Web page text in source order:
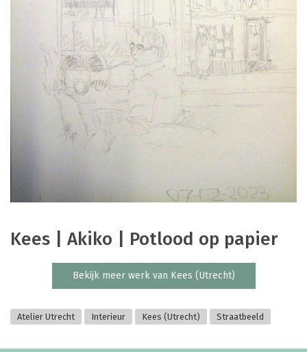
Kees | Akiko | Potlood op papier
Bekijk meer werk van Kees (Utrecht)
Atelier Utrecht Interieur Kees (Utrecht) Straatbeeld